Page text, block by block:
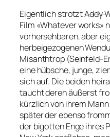
Eigentlich strotztAddy
Film «Whatever works»
vorhersehbaren, aber
herbeigezogenen
Misanthtrop (Seinfeld-
eine hübsche, junge,
sich auf. Die beiden
taucht deren äußerst
kürzlich von ihrem
später der ebenso
der bigotten Enge ihres